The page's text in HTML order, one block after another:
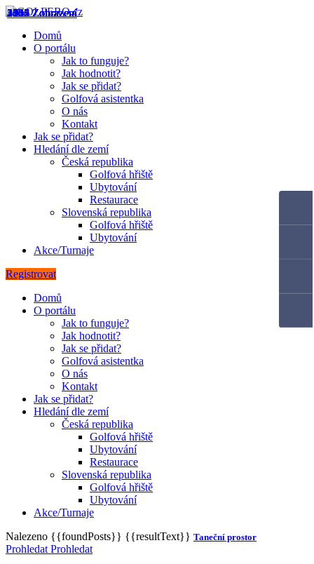
Domů
O portálu
Jak to funguje?
Jak hodnotit?
Jak se přidat?
Golfová asistentka
O nás
Kontakt
Jak se přidat?
Hledání dle zemí
Česká republika
Golfová hřiště
Ubytování
Restaurace
Slovenská republika
Golfová hřiště
Ubytování
Akce/Turnaje
Registrovat
Domů
O portálu
Jak to funguje?
Jak hodnotit?
Jak se přidat?
Golfová asistentka
O nás
Kontakt
Jak se přidat?
Hledání dle zemí
Česká republika
Golfová hřiště
Ubytování
Restaurace
Slovenská republika
Golfová hřiště
Ubytování
Akce/Turnaje
Nalezeno {{foundPosts}} {{resultText}} Taneční prostor
Prohledat Prohledat
2617 Zobrazení
5140 Zobrazení
2303 Zobrazení
2732 Zobrazení
2455 Zobrazení
2106 Zobrazení
4062 Zobrazení
1664 Zobrazení
1334 Zobrazení
2445 Zobrazení